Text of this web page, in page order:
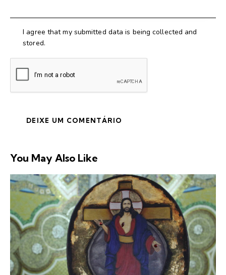
I agree that my submitted data is being collected and
stored.
You May Also Like